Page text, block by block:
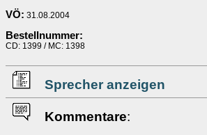
VÖ: 31.08.2004
Bestellnummer:
CD: 1399 / MC: 1398
Sprecher anzeigen
Kommentare: